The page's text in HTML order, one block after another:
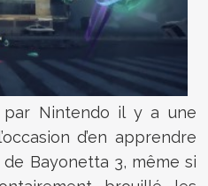
Nintendo il y a une
d’en apprendre
de Bayonetta 3, même si